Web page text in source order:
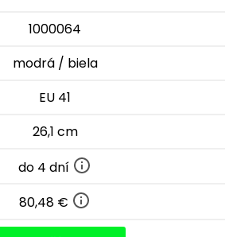
1000064
modrá / biela
EU 41
26,1 cm
do 4 dní
80,48 €